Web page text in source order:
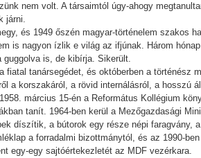
nem volt. A társaimtól úgy-ahogy
járni.
és 1949 őszén magyar-történelem szakos
is nagyon ízlik e világ az ifjúnak. Három
guggolva is, de kibírja. Sikerült.
fiatal tanársegédet, és októberben a
a korszakáról, a rövid internálásról, a hosszú
március 15-én a Református Kollégium
tanít. 1964-ben kerül a Mezőgazdasági
díszítik, a bútorok egy része népi faragvány,
a forradalmi bizottmánytól, és az 1990-
egy-egy sajtóértekezletét az MDF vezérkara.